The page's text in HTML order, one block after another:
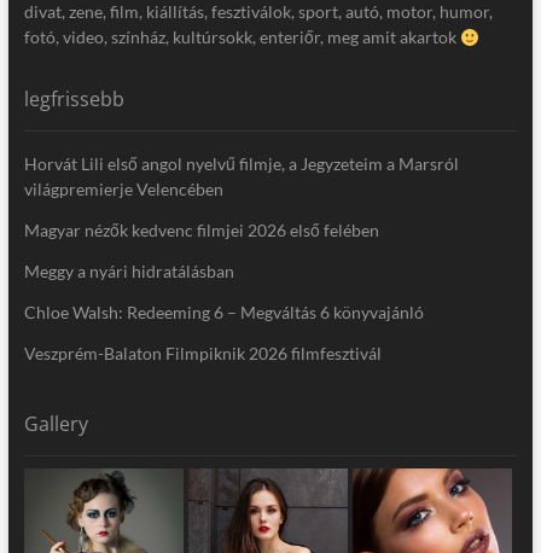
divat, zene, film, kiállítás, fesztiválok, sport, autó, motor, humor,
fotó, video, színház, kultúrsokk, enteriőr, meg amit akartok
legfrissebb
Horvát Lili első angol nyelvű filmje, a Jegyzeteim a Marsról
világpremierje Velencében
Magyar nézők kedvenc filmjei 2026 első felében
Meggy a nyári hidratálásban
Chloe Walsh: Redeeming 6 – Megváltás 6 könyvajánló
Veszprém-Balaton Filmpiknik 2026 filmfesztivál
Gallery